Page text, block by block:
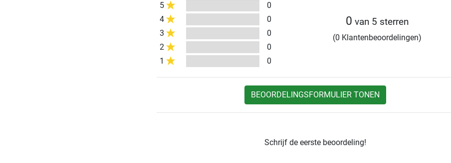
5
0
4
0
3
0
2
0
1
0
0 van 5 sterren
(0 Klantenbeoordelingen)
BEOORDELINGSFORMULIER TONEN
Schrijf de eerste beoordeling!